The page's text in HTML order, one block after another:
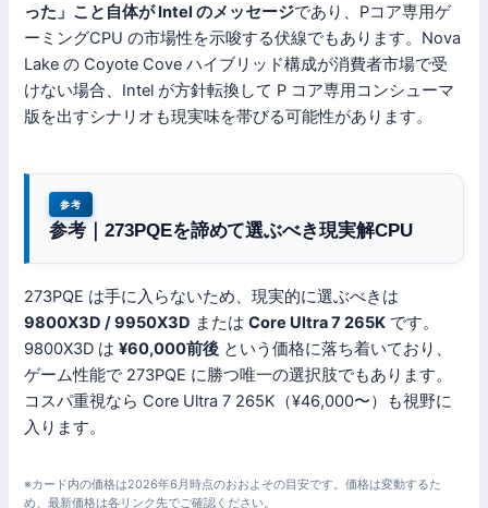
った」こと自体が Intel のメッセージであり、Pコア専用ゲ
ーミングCPU の市場性を示唆する伏線でもあります。Nova
Lake の Coyote Cove ハイブリッド構成が消費者市場で受
けない場合、Intel が方針転換して P コア専用コンシューマ
版を出すシナリオも現実味を帯びる可能性があります。
参考
参考｜273PQEを諦めて選ぶべき現実解CPU
273PQE は手に入らないため、現実的に選ぶべきは
9800X3D / 9950X3D またはCore Ultra 7 265K です。
9800X3D は¥60,000前後 という価格に落ち着いており、
ゲーム性能で 273PQE に勝つ唯一の選択肢でもあります。
コスパ重視なら Core Ultra 7 265K（¥46,000〜）も視野に
入ります。
※カード内の価格は2026年6月時点のおおよその目安です。価格は変動するた
め、最新価格は各リンク先でご確認ください。